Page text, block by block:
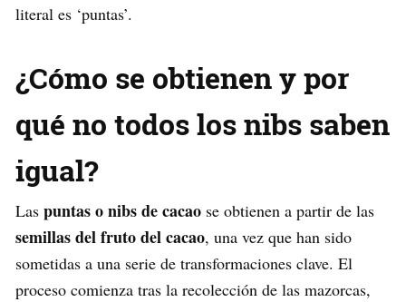
literal es ‘puntas’.
¿Cómo se obtienen y por
qué no todos los nibs saben
igual?
Las puntas o nibs de cacao se obtienen a partir de las
semillas del fruto del cacao, una vez que han sido
sometidas a una serie de transformaciones clave. El
proceso comienza tras la recolección de las mazorcas,